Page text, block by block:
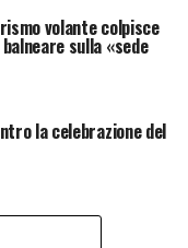
volante colpisce
sulla «sede
la celebrazione del